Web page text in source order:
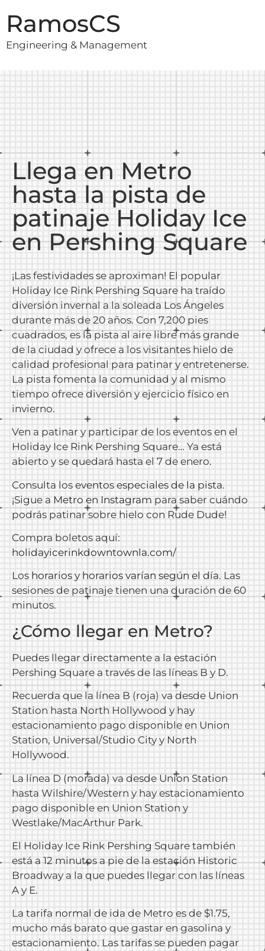
RamosCS
Engineering & Management
Llega en Metro
hasta la pista de
patinaje Holiday Ice
en Pershing Square
¡Las festividades se aproximan! El popular
Holiday Ice Rink Pershing Square ha traído
diversión invernal a la soleada Los Ángeles
durante más de 20 años. Con 7,200 pies
cuadrados, es la pista al aire libre más grande
de la ciudad y ofrece a los visitantes hielo de
calidad profesional para patinar y entretenerse.
La pista fomenta la comunidad y al mismo
tiempo ofrece diversión y ejercicio físico en
invierno.
Ven a patinar y participar de los eventos en el
Holiday Ice Rink Pershing Square… Ya está
abierto y se quedará hasta el 7 de enero.
Consulta los eventos especiales de la pista.
¡Sigue a Metro en Instagram para saber cuándo
podrás patinar sobre hielo con Rude Dude!
Compra boletos aquí:
holidayicerinkdowntownla.com/
Los horarios y horarios varían según el día. Las
sesiones de patinaje tienen una duración de 60
minutos.
¿Cómo llegar en Metro?
Puedes llegar directamente a la estación
Pershing Square a través de las líneas B y D.
Recuerda que la línea B (roja) va desde Union
Station hasta North Hollywood y hay
estacionamiento pago disponible en Union
Station, Universal/Studio City y North
Hollywood.
La línea D (morada) va desde Union Station
hasta Wilshire/Western y hay estacionamiento
pago disponible en Union Station y
Westlake/MacArthur Park.
El Holiday Ice Rink Pershing Square también
está a 12 minutos a pie de la estación Historic
Broadway a la que puedes llegar con las líneas
A y E.
La tarifa normal de ida de Metro es de $1.75,
mucho más barato que gastar en gasolina y
estacionamiento. Las tarifas se pueden pagar